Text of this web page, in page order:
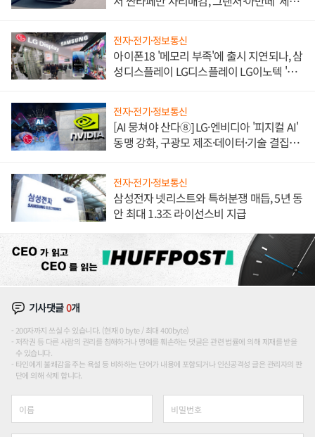
전자·전기·정보통신
아이폰18 '메모리 부족'에 출시 지연되나, 삼
성디스플레이 LG디스플레이 LG이노텍 '탈
전자·전기·정보통신
[AI 뭉쳐야 산다⑧] LG·엔비디아 '피지컬 AI'
동맹 강화, 구광모 제조·데이터·기술 결집
전자·전기·정보통신
삼성전자 넷리스트와 특허분쟁 매듭, 5년 동
안 최대 1.3조 라이선스비 지급
기사댓글0개
200자까지 쓰실 수 있습니다. (현재 0 byte / 최대 400byte)
저작권 등 다른 사람의 권리를 침해하거나 명예를 훼손하는 댓글은 관련 법률에 의해 제재를 받을
수 있습니다.
타인에게 불쾌감을 주는 욕설 등 비하하는 단어가 내용에 포함되거나 인신공격성 글은 관리자의 판
단에 의해 삭제 합니다.